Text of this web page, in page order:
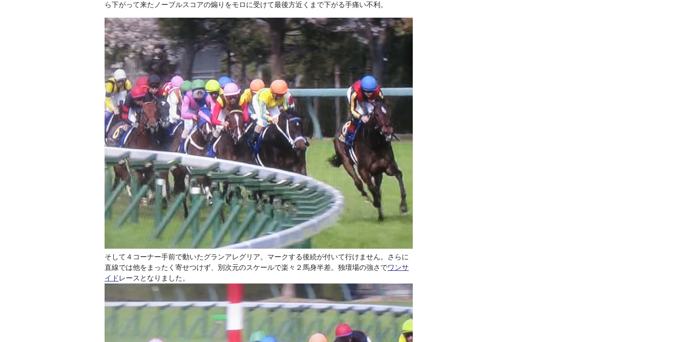
ら下がって来たノーブルスコアの煽りをモロに受けて最後方近くまで下がる手痛い不利。
そして４コーナー手前で動いたグランアレグリア。マークする後続が付いて行けません。さらに
直線では他をまったく寄せつけず、別次元のスケールで楽々２馬身半差。独壇場の強さでワンサ
イド レースとなりました。